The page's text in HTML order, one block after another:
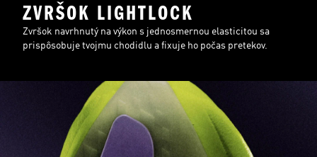
ZVRŠOK LIGHTLOCK
Zvršok navrhnutý na výkon s jednosmernou elasticitou sa
prispôsobuje tvojmu chodidlu a fixuje ho počas pretekov.